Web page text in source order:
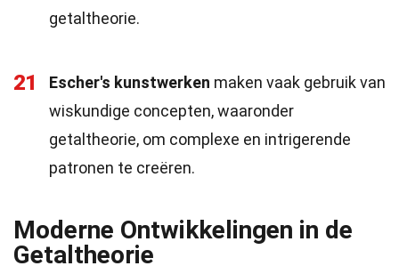
getaltheorie.
21 Escher's kunstwerken maken vaak gebruik van
wiskundige concepten, waaronder
getaltheorie, om complexe en intrigerende
patronen te creëren.
Moderne Ontwikkelingen in de
Getaltheorie